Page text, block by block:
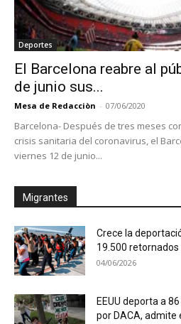
Deportes
El Barcelona reabre al
de junio sus...
Mesa de Redacciòn - 07/06/2020
Barcelona- Después de tres meses
crisis sanitaria del coronavirus, el
viernes 12 de junio...
Migrantes
Crece la
19.500 retornados
04/06/2026
EEUU deporta a
por DACA, admite